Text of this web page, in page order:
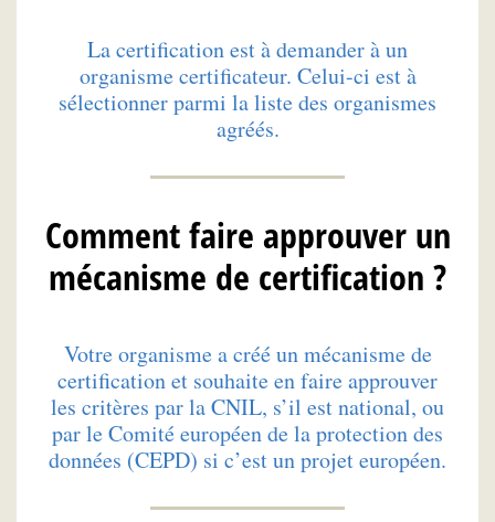
La certification est à demander à un
organisme certificateur. Celui-ci est à
sélectionner parmi la liste des organismes
agréés.
Comment faire approuver un
mécanisme de certification ?
Votre organisme a créé un mécanisme de
certification et souhaite en faire approuver
les critères par la CNIL, s’il est national, ou
par le Comité européen de la protection des
données (CEPD) si c’est un projet européen.